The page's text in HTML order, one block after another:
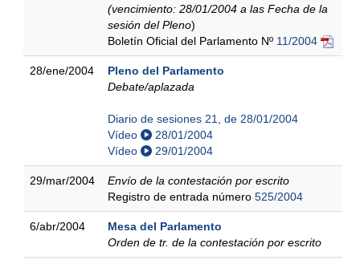
(vencimiento: 28/01/2004 a las Fecha de la
sesión del Pleno)
Boletín Oficial del Parlamento Nº 11/2004
28/ene/2004
Pleno del Parlamento
Debate/aplazada
Diario de sesiones 21, de 28/01/2004
Vídeo
28/01/2004
Vídeo
29/01/2004
29/mar/2004
Envío de la contestación por escrito
Registro de entrada número 525/2004
6/abr/2004
Mesa del Parlamento
Orden de tr. de la contestación por escrito